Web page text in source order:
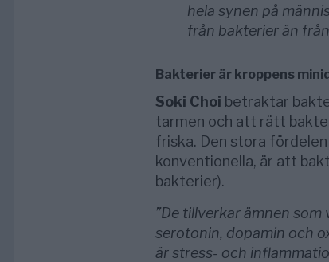
hela synen på
från bakterier än
Bakterier är kroppens
Soki Choi betraktar
tarmen och att rätt
friska. Den stora
konventionella, är att
bakterier).
”De tillverkar ämnen
serotonin, dopamin och
är stress- och